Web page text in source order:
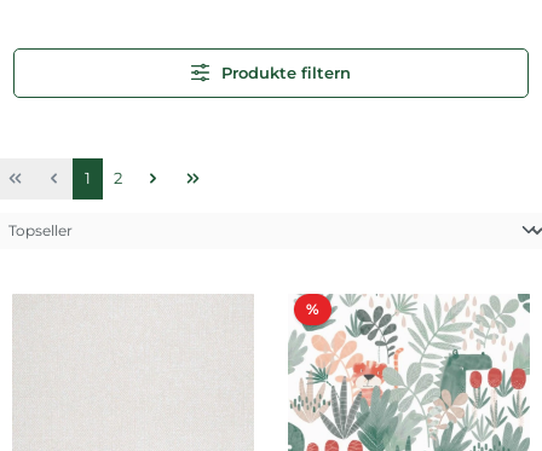
Produkte filtern
Seite
1 Seite
2
%Rabatt